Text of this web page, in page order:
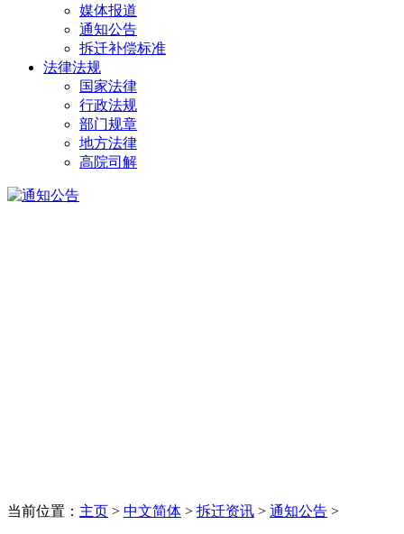
媒体报道
通知公告
拆迁补偿标准
法律法规
国家法律
行政法规
部门规章
地方法律
高院司解
当前位置： 主页 > 中文简体 > 拆迁资讯 > 通知公告 >